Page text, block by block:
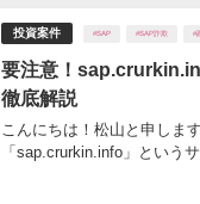
投資案件 #SAP #SAP詐欺 #
要注意！
徹底解説
こんにちは！松山と申しま
「sap.crurkin.info」という